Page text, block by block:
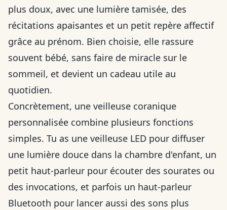
plus doux, avec une lumière tamisée, des
récitations apaisantes et un petit repère affectif
grâce au prénom. Bien choisie, elle rassure
souvent bébé, sans faire de miracle sur le
sommeil, et devient un cadeau utile au
quotidien.
Concrètement, une veilleuse coranique
personnalisée combine plusieurs fonctions
simples. Tu as une veilleuse LED pour diffuser
une lumière douce dans la chambre d'enfant, un
petit haut-parleur pour écouter des sourates ou
des invocations, et parfois un haut-parleur
Bluetooth pour lancer aussi des sons plus